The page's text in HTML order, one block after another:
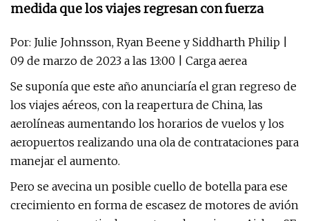
medida que los viajes regresan con fuerza
Por: Julie Johnsson, Ryan Beene y Siddharth Philip |
09 de marzo de 2023 a las 13:00 | Carga aerea
Se suponía que este año anunciaría el gran regreso de
los viajes aéreos, con la reapertura de China, las
aerolíneas aumentando los horarios de vuelos y los
aeropuertos realizando una ola de contrataciones para
manejar el aumento.
Pero se avecina un posible cuello de botella para ese
crecimiento en forma de escasez de motores de avión